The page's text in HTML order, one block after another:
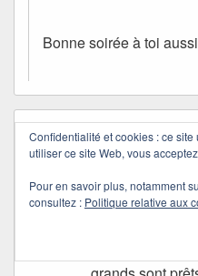
Bonne soirée à toi
pollydans24/07/
Et là on se
d’avoir autour
pour leur lire
Mais je n’ai
Confidentialité et cookies : ce
utiliser ce site Web, vous
Pour en savoir plus, notamment
consultez : Politique relative aux